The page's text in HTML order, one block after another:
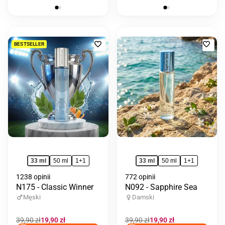
BESTSELLER
Dodaj
do
ulubionych
33 ml 50 ml 1+1
1238 opinii
N175 - Classic Winner
Męski
Cena
39,90 złCena
19,90 zł
do
33 ml 50 ml 1+1
772 opinii
N092 - Sapphire Sea
Damski
Cena
39,90 złCena
19,90 zł